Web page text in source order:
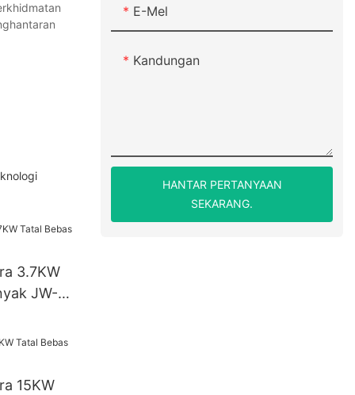
3.7KW
JW-
15KW
E-Mel
Kandungan
HANTAR PERTANYAAN
SEKARANG.